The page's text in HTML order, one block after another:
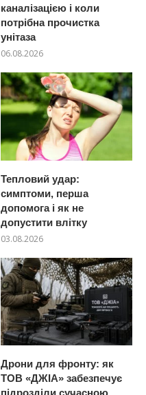
каналізацією і коли
потрібна прочистка
унітаза
06.08.2026
Тепловий удар:
симптоми, перша
допомога і як не
допустити влітку
03.08.2026
Дрони для фронту: як
ТОВ «ДЖІА» забезпечує